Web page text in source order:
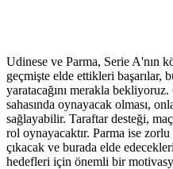
Udinese ve Parma, Serie A'nın
geçmişte elde ettikleri başarılar,
yaratacağını merakla
sahasında oynayacak olması,
sağlayabilir. Taraftar desteği,
rol oynayacaktır. Parma ise
çıkacak ve burada elde
hedefleri için önemli bir